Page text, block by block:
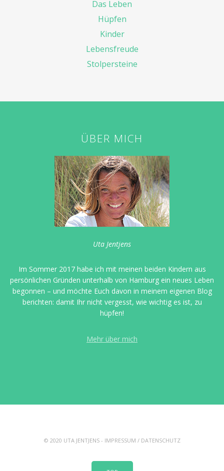
Das Leben
Hüpfen
Kinder
Lebensfreude
Stolpersteine
ÜBER MICH
Uta Jentjens
Im Sommer 2017 habe ich mit meinen beiden Kindern aus
persönlichen Gründen unterhalb von Hamburg ein neues Leben
begonnen – und möchte Euch davon in meinem eigenen Blog
berichten: damit Ihr nicht vergesst, wie wichtig es ist, zu
hüpfen!
Mehr über mich
© 2020 UTA JENTJENS - IMPRESSUM / DATENSCHUTZ